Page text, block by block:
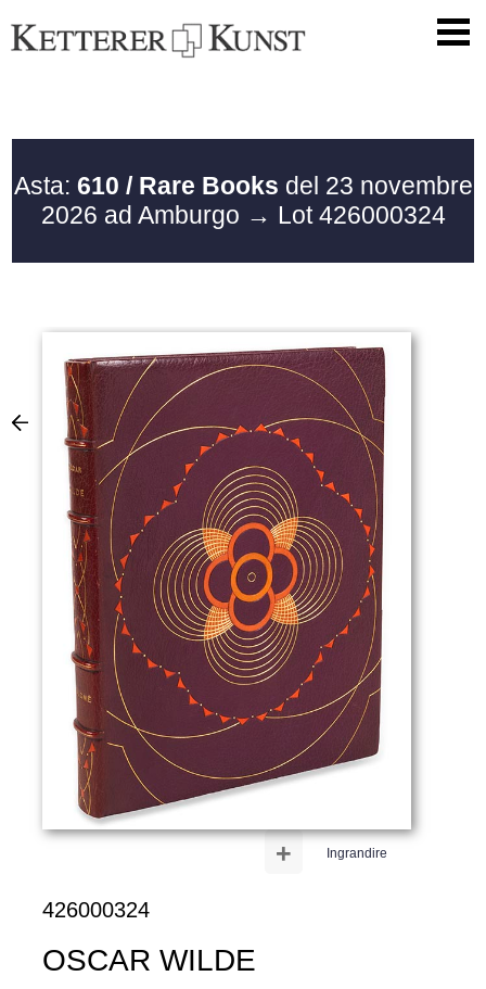
Asta: 610 / Rare Books del 23 novembre
2026 ad Amburgo → Lot 426000324
Ingrandire
+
426000324
OSCAR WILDE